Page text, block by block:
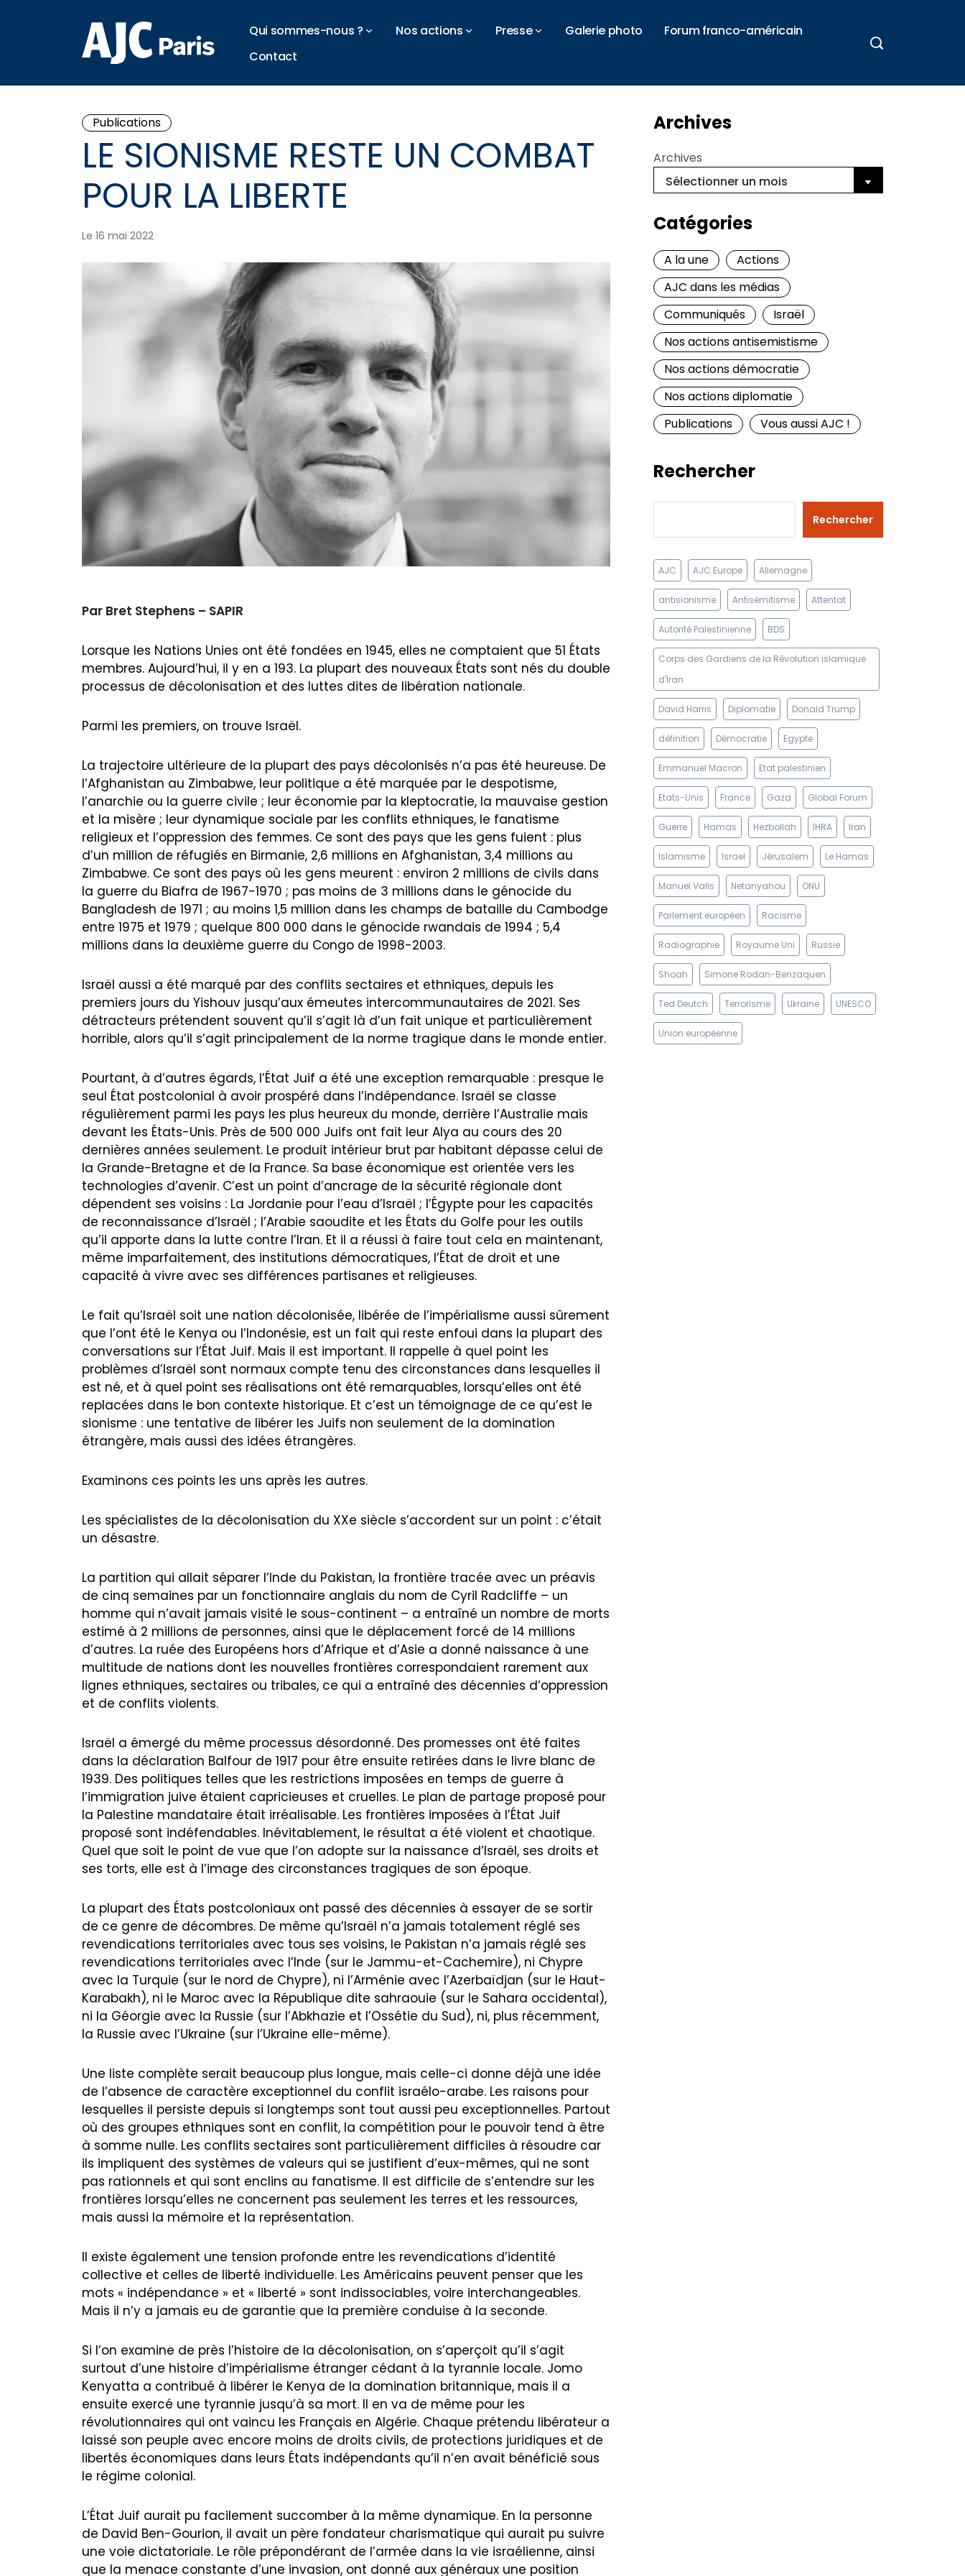
Qui sommes-nous ? Nos actions Presse Galerie photo
Forum franco-américain
Contact
Publications
LE SIONISME RESTE UN COMBAT
POUR LA LIBERTE
Le 16 mai 2022
Par Bret Stephens – SAPIR
Lorsque les Nations Unies ont été fondées en 1945, elles ne comptaient que 51 États
membres. Aujourd’hui, il y en a 193. La plupart des nouveaux États sont nés du double
processus de décolonisation et des luttes dites de libération nationale.
Parmi les premiers, on trouve Israël.
La trajectoire ultérieure de la plupart des pays décolonisés n’a pas été heureuse. De
l’Afghanistan au Zimbabwe, leur politique a été marquée par le despotisme,
l’anarchie ou la guerre civile ; leur économie par la kleptocratie, la mauvaise gestion
et la misère ; leur dynamique sociale par les conflits ethniques, le fanatisme
religieux et l’oppression des femmes. Ce sont des pays que les gens fuient : plus
d’un million de réfugiés en Birmanie, 2,6 millions en Afghanistan, 3,4 millions au
Zimbabwe. Ce sont des pays où les gens meurent : environ 2 millions de civils dans
la guerre du Biafra de 1967-1970 ; pas moins de 3 millions dans le génocide du
Bangladesh de 1971 ; au moins 1,5 million dans les champs de bataille du Cambodge
entre 1975 et 1979 ; quelque 800 000 dans le génocide rwandais de 1994 ; 5,4
millions dans la deuxième guerre du Congo de 1998-2003.
Israël aussi a été marqué par des conflits sectaires et ethniques, depuis les
premiers jours du Yishouv jusqu’aux émeutes intercommunautaires de 2021. Ses
détracteurs prétendent souvent qu’il s’agit là d’un fait unique et particulièrement
horrible, alors qu’il s’agit principalement de la norme tragique dans le monde entier.
Pourtant, à d’autres égards, l’État Juif a été une exception remarquable : presque le
seul État postcolonial à avoir prospéré dans l’indépendance. Israël se classe
régulièrement parmi les pays les plus heureux du monde, derrière l’Australie mais
devant les États-Unis. Près de 500 000 Juifs ont fait leur Alya au cours des 20
dernières années seulement. Le produit intérieur brut par habitant dépasse celui de
la Grande-Bretagne et de la France. Sa base économique est orientée vers les
technologies d’avenir. C’est un point d’ancrage de la sécurité régionale dont
dépendent ses voisins : La Jordanie pour l’eau d’Israël ; l’Égypte pour les capacités
de reconnaissance d’Israël ; l’Arabie saoudite et les États du Golfe pour les outils
qu’il apporte dans la lutte contre l’Iran. Et il a réussi à faire tout cela en maintenant,
même imparfaitement, des institutions démocratiques, l’État de droit et une
capacité à vivre avec ses différences partisanes et religieuses.
Le fait qu’Israël soit une nation décolonisée, libérée de l’impérialisme aussi sûrement
que l’ont été le Kenya ou l’Indonésie, est un fait qui reste enfoui dans la plupart des
conversations sur l’État Juif. Mais il est important. Il rappelle à quel point les
problèmes d’Israël sont normaux compte tenu des circonstances dans lesquelles il
est né, et à quel point ses réalisations ont été remarquables, lorsqu’elles ont été
replacées dans le bon contexte historique. Et c’est un témoignage de ce qu’est le
sionisme : une tentative de libérer les Juifs non seulement de la domination
étrangère, mais aussi des idées étrangères.
Examinons ces points les uns après les autres.
Les spécialistes de la décolonisation du XXe siècle s’accordent sur un point : c’était
un désastre.
La partition qui allait séparer l’Inde du Pakistan, la frontière tracée avec un préavis
de cinq semaines par un fonctionnaire anglais du nom de Cyril Radcliffe – un
homme qui n’avait jamais visité le sous-continent – a entraîné un nombre de morts
estimé à 2 millions de personnes, ainsi que le déplacement forcé de 14 millions
d’autres. La ruée des Européens hors d’Afrique et d’Asie a donné naissance à une
multitude de nations dont les nouvelles frontières correspondaient rarement aux
lignes ethniques, sectaires ou tribales, ce qui a entraîné des décennies d’oppression
et de conflits violents.
Israël a émergé du même processus désordonné. Des promesses ont été faites
dans la déclaration Balfour de 1917 pour être ensuite retirées dans le livre blanc de
1939. Des politiques telles que les restrictions imposées en temps de guerre à
l’immigration juive étaient capricieuses et cruelles. Le plan de partage proposé pour
la Palestine mandataire était irréalisable. Les frontières imposées à l’État Juif
proposé sont indéfendables. Inévitablement, le résultat a été violent et chaotique.
Quel que soit le point de vue que l’on adopte sur la naissance d’Israël, ses droits et
ses torts, elle est à l’image des circonstances tragiques de son époque.
La plupart des États postcoloniaux ont passé des décennies à essayer de se sortir
de ce genre de décombres. De même qu’Israël n’a jamais totalement réglé ses
revendications territoriales avec tous ses voisins, le Pakistan n’a jamais réglé ses
revendications territoriales avec l’Inde (sur le Jammu-et-Cachemire), ni Chypre
avec la Turquie (sur le nord de Chypre), ni l’Arménie avec l’Azerbaïdjan (sur le Haut-
Karabakh), ni le Maroc avec la République dite sahraouie (sur le Sahara occidental),
ni la Géorgie avec la Russie (sur l’Abkhazie et l’Ossétie du Sud), ni, plus récemment,
la Russie avec l’Ukraine (sur l’Ukraine elle-même).
Une liste complète serait beaucoup plus longue, mais celle-ci donne déjà une idée
de l’absence de caractère exceptionnel du conflit israélo-arabe. Les raisons pour
lesquelles il persiste depuis si longtemps sont tout aussi peu exceptionnelles. Partout
où des groupes ethniques sont en conflit, la compétition pour le pouvoir tend à être
à somme nulle. Les conflits sectaires sont particulièrement difficiles à résoudre car
ils impliquent des systèmes de valeurs qui se justifient d’eux-mêmes, qui ne sont
pas rationnels et qui sont enclins au fanatisme. Il est difficile de s’entendre sur les
frontières lorsqu’elles ne concernent pas seulement les terres et les ressources,
mais aussi la mémoire et la représentation.
Il existe également une tension profonde entre les revendications d’identité
collective et celles de liberté individuelle. Les Américains peuvent penser que les
mots « indépendance » et « liberté » sont indissociables, voire interchangeables.
Mais il n’y a jamais eu de garantie que la première conduise à la seconde.
Si l’on examine de près l’histoire de la décolonisation, on s’aperçoit qu’il s’agit
surtout d’une histoire d’impérialisme étranger cédant à la tyrannie locale. Jomo
Kenyatta a contribué à libérer le Kenya de la domination britannique, mais il a
ensuite exercé une tyrannie jusqu’à sa mort. Il en va de même pour les
révolutionnaires qui ont vaincu les Français en Algérie. Chaque prétendu libérateur a
laissé son peuple avec encore moins de droits civils, de protections juridiques et de
libertés économiques dans leurs États indépendants qu’il n’en avait bénéficié sous
le régime colonial.
L’État Juif aurait pu facilement succomber à la même dynamique. En la personne
de David Ben-Gourion, il avait un père fondateur charismatique qui aurait pu suivre
une voie dictatoriale. Le rôle prépondérant de l’armée dans la vie israélienne, ainsi
que la menace constante d’une invasion, ont donné aux généraux une position
Archives
Archives
Catégories
A la une
Actions
AJC dans les médias
Communiqués
Israël
Nos actions antisemistisme
Nos actions démocratie
Nos actions diplomatie
Publications
Vous aussi AJC !
Rechercher
Rechercher
AJC AJC Europe Allemagne
antisionisme Antisémitisme Attentat
Autorité Palestinienne BDS
Corps des Gardiens de la Révolution islamique
d'Iran
David Harris Diplomatie Donald Trump
définition Démocratie Egypte
Emmanuel Macron Etat palestinien
Etats-Unis France Gaza Global Forum
Guerre Hamas Hezbollah IHRA Iran
Islamisme Israel Jérusalem Le Hamas
Manuel Valls Netanyahou ONU
Parlement européen Racisme
Radiographie Royaume Uni Russie
Shoah Simone Rodan-Benzaquen
Ted Deutch Terrorisme Ukraine UNESCO
Union européenne